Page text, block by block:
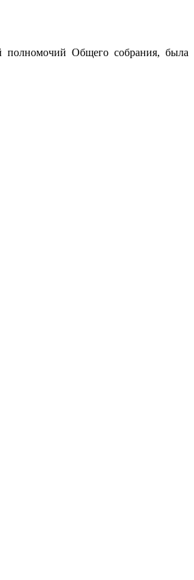
полномочий Общего собрания, была